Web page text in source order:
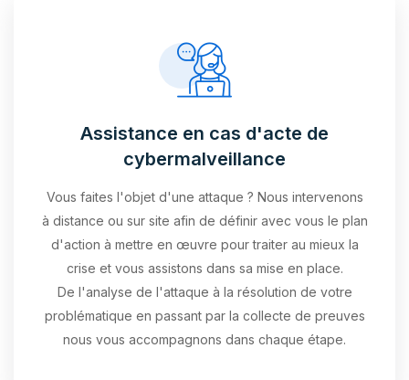
Assistance en cas d'acte de
cybermalveillance
Vous faites l'objet d'une attaque ? Nous intervenons
à distance ou sur site afin de définir avec vous le plan
d'action à mettre en œuvre pour traiter au mieux la
crise et vous assistons dans sa mise en place.
De l'analyse de l'attaque à la résolution de votre
problématique en passant par la collecte de preuves
nous vous accompagnons dans chaque étape.